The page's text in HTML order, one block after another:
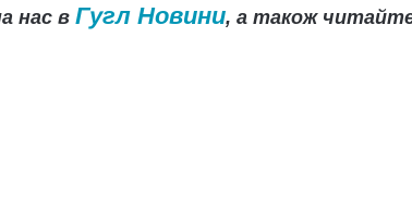
нас в Гугл Новини, а також